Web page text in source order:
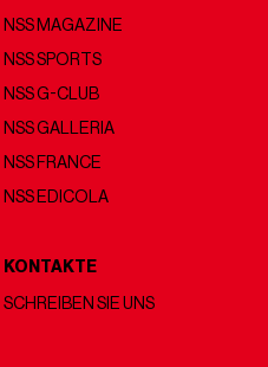
NSS MAGAZINE
NSS SPORTS
NSS G-CLUB
NSS GALLERIA
NSS FRANCE
NSS EDICOLA
KONTAKTE
SCHREIBEN SIE UNS